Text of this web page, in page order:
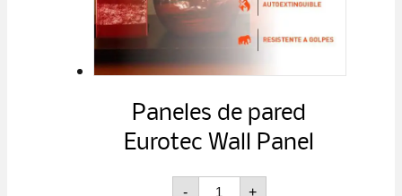
Paneles de pared
Eurotec Wall Panel
-
Paneles
+